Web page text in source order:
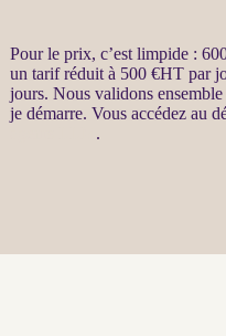
Pour le prix, c’est limpide :
un tarif réduit à 500 €HTpar
jours. Nous validons
je démarre. Vous accédez au
.